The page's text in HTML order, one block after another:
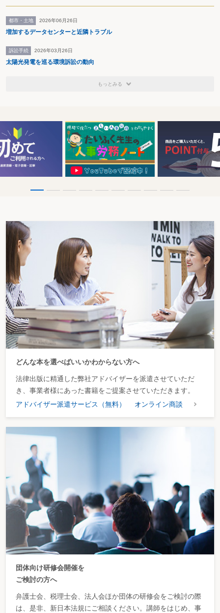
都市・土地 2026年06月26日
増加するデータセンターと近隣トラブル
訴訟手続 2026年03月26日
太陽光発電を巡る環境訴訟の動向
もっとみる
どんな本を選べばいいかわからない方へ
法律出版に精通した弊社アドバイザーを派遣させていただ
き、事業者様にあった書籍をご提案させていただきます。
アドバイザー派遣サービス（無料）
オンライン商談
団体向け研修会開催を
ご検討の方へ
弁護士会、税理士会、法人会ほか団体の研修会をご検討の際
は、是非、新日本法規にご相談ください。講師をはじめ、事